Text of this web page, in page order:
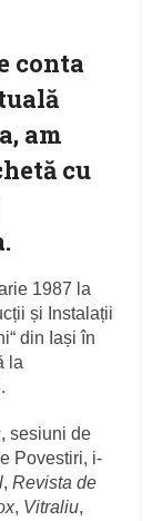
conta
am
cu
1987 la
și Instalații
din Iași în
la
, sesiuni de
Povestiri, i-
,Revista de
, Vitraliu,